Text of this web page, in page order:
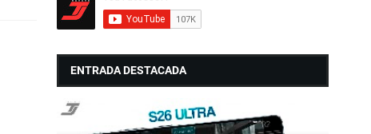
ENTRADA DESTACADA